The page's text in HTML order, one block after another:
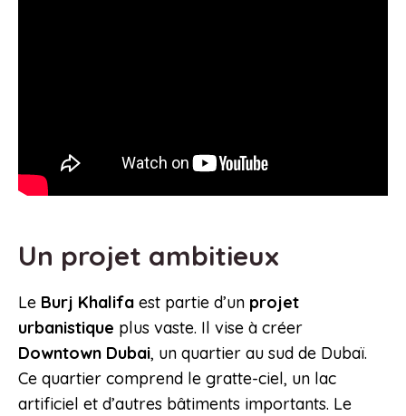
Un projet ambitieux
Le Burj Khalifa est partie d’un projet
urbanistique plus vaste. Il vise à créer
Downtown Dubai, un quartier au sud de Dubaï.
Ce quartier comprend le gratte-ciel, un lac
artificiel et d’autres bâtiments importants. Le